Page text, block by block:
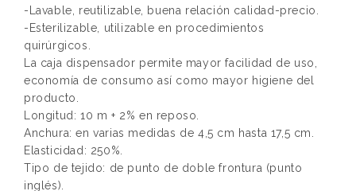
-Lavable, reutilizable, buena relación calidad-precio.
-Esterilizable, utilizable en procedimientos
quirúrgicos.
La caja dispensador permite mayor facilidad de uso,
economía de consumo así como mayor higiene del
producto.
Longitud: 10 m + 2% en reposo.
Anchura: en varias medidas de 4,5 cm hasta 17,5 cm.
Elasticidad: 250%.
Tipo de tejido: de punto de doble frontura (punto
inglés).